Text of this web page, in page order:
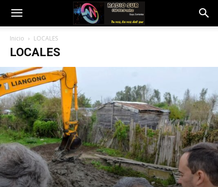
Inicio LOCALES
LOCALES